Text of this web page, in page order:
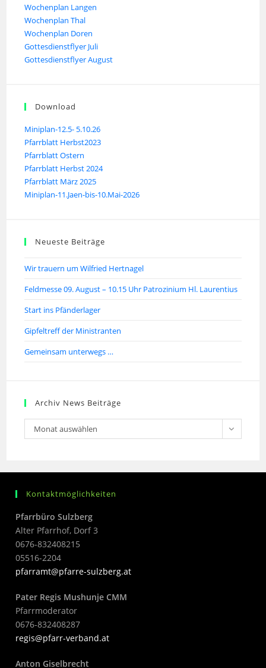
Wochenplan Langen
Wochenplan Thal
Wochenplan Doren
Gottesdienstflyer Juli
Gottesdienstflyer August
Download
Miniplan-12.5- 5.10.26
Pfarrblatt Herbst2023
Pfarrblatt Ostern
Pfarrblatt Herbst 2024
Pfarrblatt März 2025
Miniplan-11.Jaen-bis-10.Mai-2026
Neueste Beiträge
Wir trauern um Wilfried Hertnagel
Feldmesse 09. August – 10.15 Uhr Patrozinium Hl. Laurentius
Start ins Pfänderlager
Gipfeltreff der Ministranten
Gemeinsam unterwegs …
Archiv News Beiträge
Monat auswählen
Kontaktmöglichkeiten
Pfarrbüro Sulzberg
Alter Pfarrhof, Dorf 3
0676-832408215
05516-2204
pfarramt@pfarre-sulzberg.at
Pater Regis Mushunje CMM
Pfarrmoderator
0676-832408287
regis@pfarr-verband.at
Anton Giselbrecht